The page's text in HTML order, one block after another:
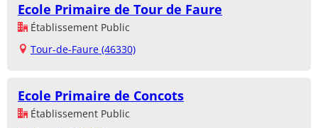
Ecole Primaire de Tour de Faure
Établissement Public
Tour-de-Faure (46330)
Ecole Primaire de Concots
Établissement Public